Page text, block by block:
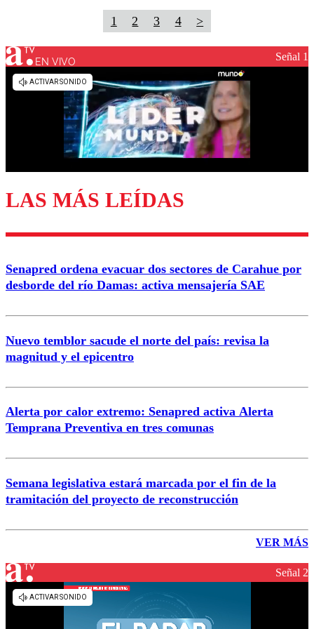
1 2 3 4 >
EN VIVO Señal 1
LAS MÁS LEÍDAS
Senapred ordena evacuar dos sectores de Carahue por
desborde del río Damas: activa mensajería SAE
Nuevo temblor sacude el norte del país: revisa la
magnitud y el epicentro
Alerta por calor extremo: Senapred activa Alerta
Temprana Preventiva en tres comunas
Semana legislativa estará marcada por el fin de la
tramitación del proyecto de reconstrucción
VER MÁS
Señal 2